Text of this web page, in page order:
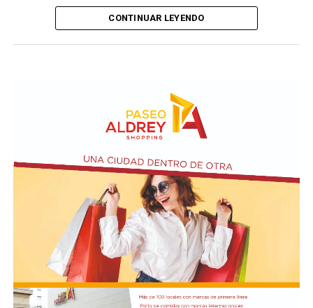
quien contó que Pepa había sido vista en una situación
la familia aseguró que no encontraba una explicación
durante las últimas horas de la joven. Las autoridades
trabajan con las imágenes de las cámaras de seguridad y
los testimonios de las personas que tuvieron algún
contacto con ella antes del terrible desenlace.
defensa de las ideas de la libertad" que impulsa el
mandatario argentino y "por las reformas orientadas a
la modernización del Estado" implementadas desde el
El presidente Javier Milei recibió el título de Doctor
Honoris Causa.
CONTINUAR LEYENDO